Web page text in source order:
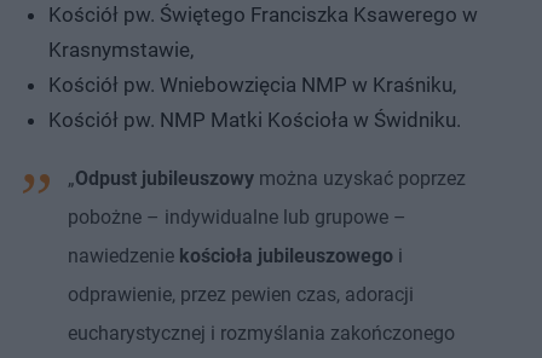
Kościół pw. Świętego Franciszka Ksawerego w
Krasnymstawie,
Kościół pw. Wniebowzięcia NMP w Kraśniku,
Kościół pw. NMP Matki Kościoła w Świdniku.
„Odpust jubileuszowy można uzyskać poprzez
pobożne – indywidualne lub grupowe –
nawiedzenie kościoła jubileuszowego i
odprawienie, przez pewien czas, adoracji
eucharystycznej i rozmyślania zakończonego